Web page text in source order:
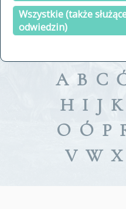
Wszystkie (także
odwiedzin)
a
A B C
H I J K
O Ó P
V W X